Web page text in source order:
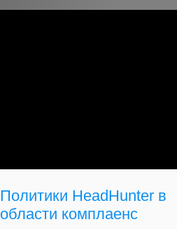
Политики HeadHunter в
области комплаенс